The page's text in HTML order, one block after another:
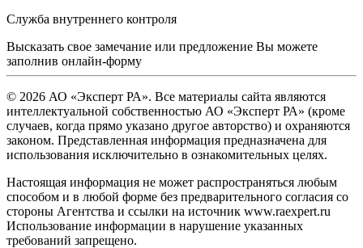
Служба внутреннего контроля
Высказать свое замечание или предложение Вы можете
заполнив онлайн-форму
© 2026 АО «Эксперт РА». Все материалы сайта являются
интеллектуальной собственностью АО «Эксперт РА» (кроме
случаев, когда прямо указано другое авторство) и охраняются
законом. Представленная информация предназначена для
использования исключительно в ознакомительных целях.
Настоящая информация не может распространяться любым
способом и в любой форме без предварительного согласия со
стороны Агентства и ссылки на источник www.raexpert.ru
Использование информации в нарушение указанных
требований запрещено.